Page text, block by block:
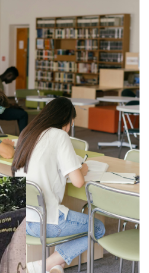
qui met à mal la
de l’enseignement
l’amplification d’un système
au superfétatoire, voire à…